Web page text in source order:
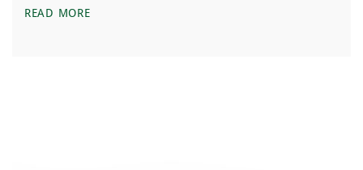
READ MOREรวมแถลงการณ์ มูลนิธิสืบนาคะเสถียร 2568 เพื่อปก